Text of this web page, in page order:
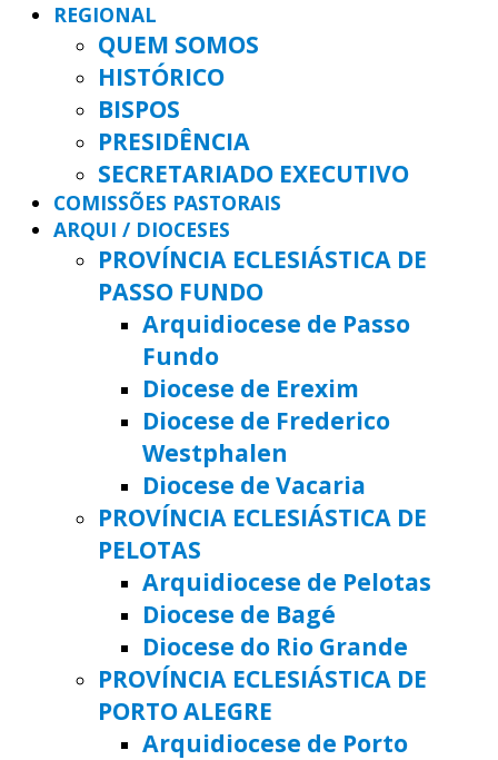
REGIONAL
QUEM SOMOS
HISTÓRICO
BISPOS
PRESIDÊNCIA
SECRETARIADO EXECUTIVO
COMISSÕES PASTORAIS
ARQUI / DIOCESES
PROVÍNCIA ECLESIÁSTICA DE
PASSO FUNDO
Arquidiocese de Passo
Fundo
Diocese de Erexim
Diocese de Frederico
Westphalen
Diocese de Vacaria
PROVÍNCIA ECLESIÁSTICA DE
PELOTAS
Arquidiocese de Pelotas
Diocese de Bagé
Diocese do Rio Grande
PROVÍNCIA ECLESIÁSTICA DE
PORTO ALEGRE
Arquidiocese de Porto